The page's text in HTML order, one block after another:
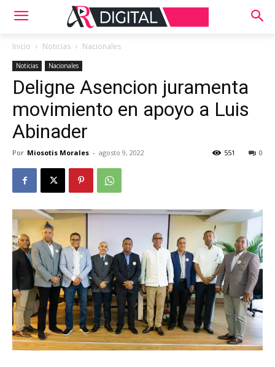
Inicio Noticias Nacionales
Noticias Nacionales
Deligne Asencion juramenta
movimiento en apoyo a Luis
Abinader
Por Miosotis Morales - agosto 9, 2022 0
551